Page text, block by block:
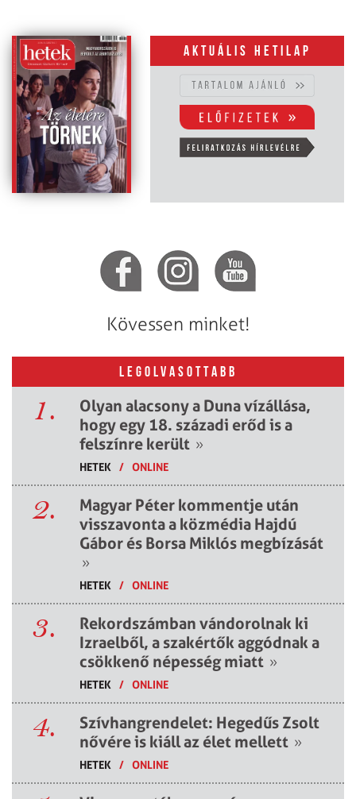
Aktuális hetilap
Kövessen minket!
LEGOLVASOTTABB
1.
Olyan alacsony a Duna vízállása,
hogy egy 18. századi erőd is a
felszínre került »
HETEK / ONLINE
2.
Magyar Péter kommentje után
visszavonta a közmédia Hajdú
Gábor és Borsa Miklós megbízását
»
HETEK / ONLINE
3.
Rekordszámban vándorolnak ki
Izraelből, a szakértők aggódnak a
csökkenő népesség miatt »
HETEK / ONLINE
4.
Szívhangrendelet: Hegedűs Zsolt
nővére is kiáll az élet mellett »
HETEK / ONLINE